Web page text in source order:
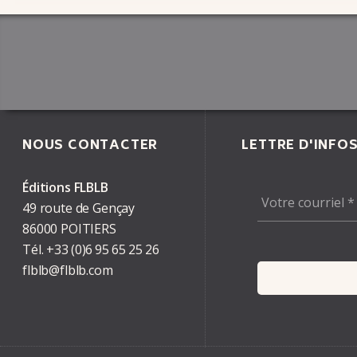
NOUS CONTACTER
Éditions FLBLB
49 route de Gençay
86000 POITIERS
Tél. +33(0)6 9565 25 26
flblb@flblb.com
LETTRE D'INFOS